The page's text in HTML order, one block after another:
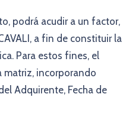
podrá acudir a un factor,
a fin de constituir la
Para estos fines, el
matriz, incorporando
Adquirente, Fecha de